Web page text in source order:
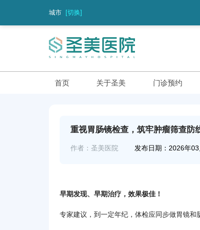
城市 [切换]
首页 关于圣美 门诊预约
重视胃肠镜检查，筑牢肿瘤筛查防
作者：圣美医院 发布日期：2026年
早期发现、早期治疗，效果极佳！
专家建议，到一定年纪，体检应同步做胃镜